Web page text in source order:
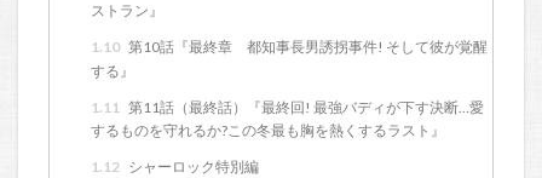
ストラン』
1.10 第10話『最終章 都知事長男誘拐事件! そして彼が覚醒
する』
1.11 第11話（最終話）『最終回! 最強バディが下す決断…愛
するものを守れるか?この冬最も胸を熱くするラスト』
1.12 シャーロック特別編